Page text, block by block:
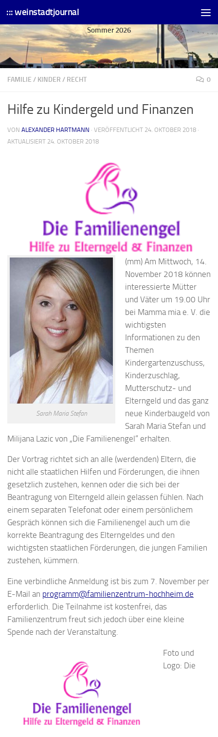
Skip to content
::: weinstadtjournal
Sommer 2026
FAMILIE / KINDER / RECHT 0
Hilfe zu Kindergeld und Finanzen
VON ALEXANDER HARTMANN · VERÖFFENTLICHT 24. OKTOBER 2018 ·
AKTUALISIERT 24. OKTOBER 2018
Sarah Maria Stefan
(mm) Am Mittwoch, 14.
November 2018 können
interessierte Mütter
und Väter um 19.00 Uhr
bei Mamma mia e. V. die
wichtigsten
Informationen zu den
Themen
Kindergartenzuschuss,
Kinderzuschlag,
Mutterschutz- und
Elterngeld und das ganz
neue Kinderbaugeld von
Sarah Maria Stefan und
Milijana Lazic von „Die Familienengel“ erhalten.
Der Vortrag richtet sich an alle (werdenden) Eltern, die
nicht alle staatlichen Hilfen und Förderungen, die ihnen
gesetzlich zustehen, kennen oder die sich bei der
Beantragung von Elterngeld allein gelassen fühlen. Nach
einem separaten Telefonat oder einem persönlichem
Gespräch können sich die Familienengel auch um die
korrekte Beantragung des Elterngeldes und den
wichtigsten staatlichen Förderungen, die jungen Familien
zustehen, kümmern.
Eine verbindliche Anmeldung ist bis zum 7. November per
E-Mail an programm@familienzentrum-hochheim.de
erforderlich. Die Teilnahme ist kostenfrei, das
Familienzentrum freut sich jedoch über eine kleine
Spende nach der Veranstaltung.
Foto und
Logo: Die